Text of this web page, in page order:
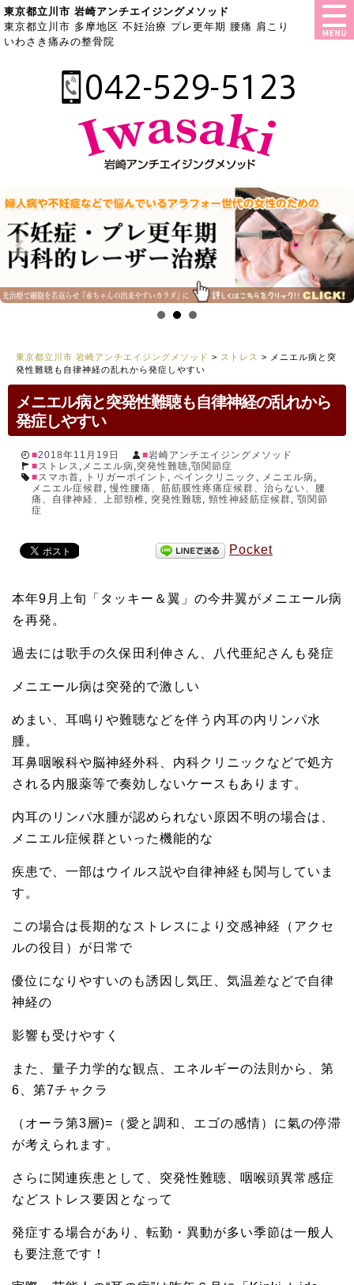
東京都立川市 岩崎アンチエイジングメソッド
東京都立川市 多摩地区 不妊治療 プレ更年期 腰痛 肩こり
いわさき痛みの整骨院
東京都立川市 岩崎アンチエイジングメソッド > ストレス >
メニエル病と突
発性難聴も自律神経の乱れから発症しやすい
メニエル病と突発性難聴も自律神経の乱れから
発症しやすい
2018年11月19日
岩崎アンチエイジングメソッド
ストレス , メニエル病,突発性難聴,顎関節症
スマホ首, トリガーポイント , ペインクリニック , メニエル病,
メニエル症候群,慢性腰痛、筋筋膜性疼痛症候群、治らない、腰
痛、自律神経、上部頸椎, 突発性難聴, 頸性神経筋症候群, 顎関節
症
Pocket
本年9月上旬「タッキー＆翼」の今井翼がメニエール病
を再発。
過去には歌手の久保田利伸さん、八代亜紀さんも発症
メニエール病は突発的で激しい
めまい、耳鳴りや難聴などを伴う内耳の内リンパ水
腫。
耳鼻咽喉科や脳神経外科、内科クリニックなどで処方
される内服薬等で奏効しないケースもあります。
内耳のリンパ水腫が認められない原因不明の場合は、
メニエル症候群といった機能的な
疾患で、一部はウイルス説や自律神経も関与していま
す。
この場合は長期的なストレスにより交感神経（アクセ
ルの役目）が日常で
優位になりやすいのも誘因し気圧、気温差などで自律
神経の
影響も受けやすく
また、量子力学的な観点、エネルギーの法則から、第
6、第7チャクラ
（オーラ第3層)=（愛と調和、エゴの感情）に氣の停滞
が考えられます。
さらに関連疾患として、突発性難聴、咽喉頭異常感症
などストレス要因となって
発症する場合があり、転勤・異動が多い季節は一般人
も要注意です！